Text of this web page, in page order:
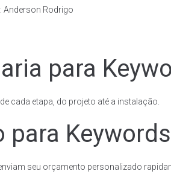
Anderson Rodrigo
para
cada etapa, do projeto até a instalação.
para
seu orçamento personalizado